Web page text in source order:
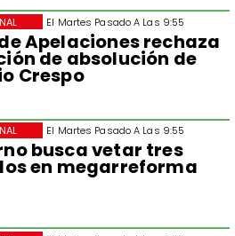
El Martes Pasado A Las 9:55
Apelaciones rechaza
de absolución de
Crespo
El Martes Pasado A Las 9:55
busca vetar tres
en megarreforma